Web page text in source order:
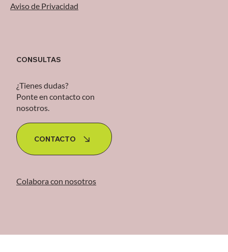
Aviso de Privacidad
Colabora con nosotros
CONTACTO
¿Tienes dudas?
Ponte en contacto con
nosotros.
CONSULTAS